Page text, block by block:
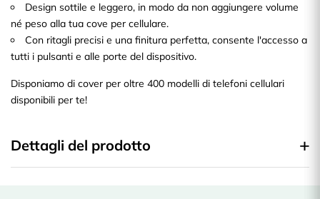
Design sottile e leggero, in modo da non aggiungere volume
né peso alla tua cove per cellulare.
Con ritagli precisi e una finitura perfetta, consente l'accesso a
tutti i pulsanti e alle porte del dispositivo.
Disponiamo di cover per oltre 400 modelli di telefoni cellulari
disponibili per te!
Dettagli del prodotto